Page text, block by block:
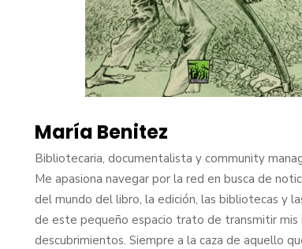
María Benitez
Bibliotecaria, documentalista y community
Me apasiona navegar por la red en busca de
del mundo del libro, la edición, las bibliotecas y
de este pequeño espacio trato de transmitir mis
descubrimientos. Siempre a la caza de aquello